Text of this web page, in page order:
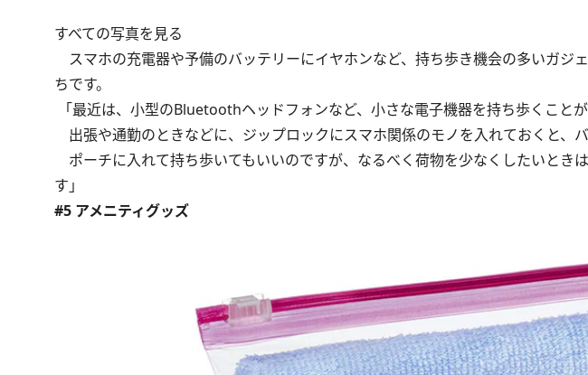
すべての写真を見る
スマホの充電器や予備のバッテリーにイヤホンなど、持ち歩き機会の多いガジ
ちです。
「最近は、小型のBluetoothヘッドフォンなど、小さな電子機器を持ち歩くことが
出張や通勤のときなどに、ジップロックにスマホ関係のモノを入れておくと、
ポーチに入れて持ち歩いてもいいのですが、なるべく荷物を少なくしたいとき
す」
#5 アメニティグッズ